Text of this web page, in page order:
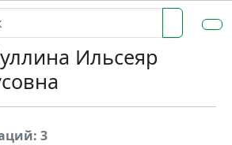
Ильсеяр
3